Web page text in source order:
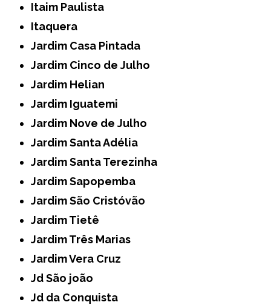
Itaim Paulista
Itaquera
Jardim Casa Pintada
Jardim Cinco de Julho
Jardim Helian
Jardim Iguatemi
Jardim Nove de Julho
Jardim Santa Adélia
Jardim Santa Terezinha
Jardim Sapopemba
Jardim São Cristóvão
Jardim Tietê
Jardim Três Marias
Jardim Vera Cruz
Jd São joão
Jd da Conquista